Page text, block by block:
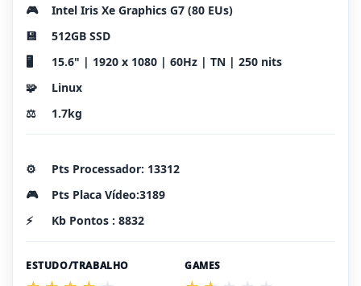
🎮
Intel Iris Xe Graphics G7 (80 EUs)
💾
512GB SSD
🖥️
15.6" | 1920 x 1080 | 60Hz | TN | 250 nits
🧩
Linux
⚖️
1.7kg
⚙️
Pts Processador: 13312
🎮
Pts Placa Vídeo:3189
⚡
Kb Pontos : 8832
ESTUDO/TRABALHO GAMES